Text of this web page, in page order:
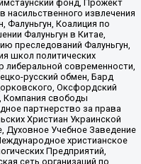
фонд, Прожект
извлечения
Фалуньгун, Коалиция по
Фалуньгун в Китае,
преследований Фалуньгун,
школ политических
современности,
русский обмен, Бард
Оксфордский
Компания свободы
партнерство за права
Христиан Украинской
Духовное Учебное Заведение
христианское
Предприятий,
сеть организаций по